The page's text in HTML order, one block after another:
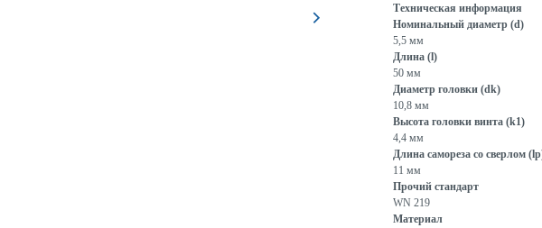
Техническая информация
Номинальный диаметр (d)
5,5 мм
Длина (l)
50 мм
Диаметр головки (dk)
10,8 мм
Высота головки винта (k1)
4,4 мм
Длина самореза со сверлом
11 мм
Прочий стандарт
WN 219
Материал